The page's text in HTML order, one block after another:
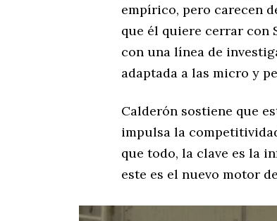
empírico, pero carecen
que él quiere cerrar con
con una línea de
adaptada a las micro y
Calderón sostiene que
impulsa la
que todo, la clave es la
este es el nuevo motor